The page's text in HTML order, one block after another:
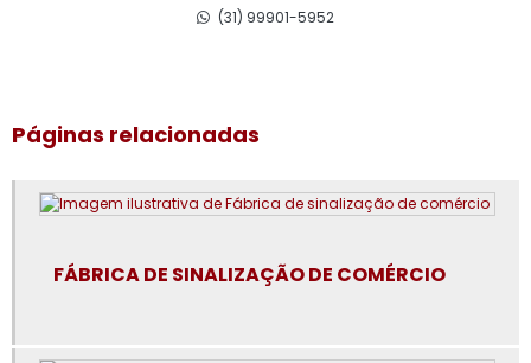
Cavalete de piso molhado
Comunicação visual para lojas
Comunicação visual para varejo
(31) 99901-5952
Páginas relacionadas
FÁBRICA DE SINALIZAÇÃO DE COMÉRCIO